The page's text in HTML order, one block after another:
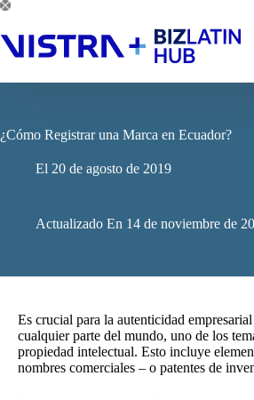
Saltar
contenido
¿Cómo Registrar una Marca en Ecuador?
El 20 de agosto de 2019
Actualizado En 14 de noviembre de
Es crucial para la autenticidad
cualquier parte del mundo, uno de los
propiedad intelectual. Esto incluye
nombres comerciales – o patentes de